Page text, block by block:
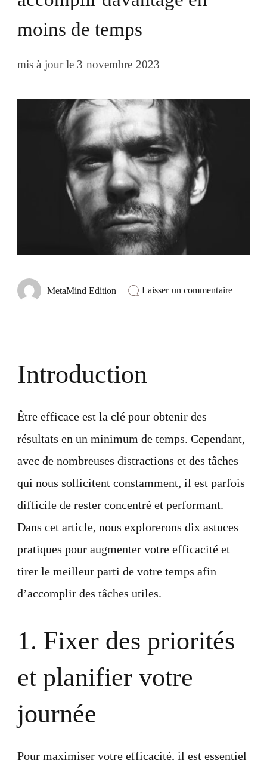
moins de temps
mis à jour le 3 novembre 2023
MetaMind Edition Laisser un commentairesur
de
Introduction
Être efficace est la clé pour obtenir des
résultats en un minimum de temps. Cependant,
avec de nombreuses distractions et des tâches
qui nous sollicitent constamment, il est parfois
difficile de rester concentré et performant.
Dans cet article, nous explorerons dix astuces
pratiques pour augmenter votre efficacité et
tirer le meilleur parti de votre temps afin
d’accomplir des tâches utiles.
1. Fixer des priorités
et planifier votre
journée
Pour maximiser votre efficacité, il est essentiel